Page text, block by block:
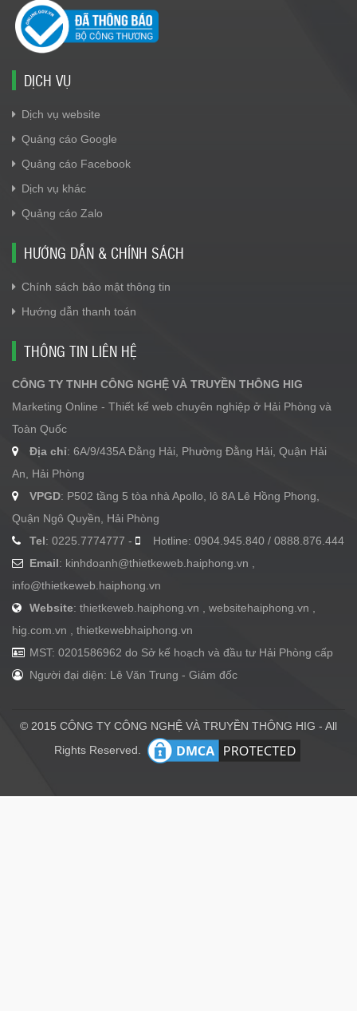
DỊCH VỤ
Dịch vụ website
Quảng cáo Google
Quảng cáo Facebook
Dịch vụ khác
Quảng cáo Zalo
HƯỚNG DẪN & CHÍNH SÁCH
Chính sách bảo mật thông tin
Hướng dẫn thanh toán
THÔNG TIN LIÊN HỆ
CÔNG TY TNHH CÔNG NGHỆ VÀ TRUYỀN THÔNG HIG
Marketing Online - Thiết kế web chuyên nghiệp ở Hải Phòng và
Toàn Quốc
Địa chỉ: 6A/9/435A Đằng Hải, Phường Đằng Hải, Quận Hải
An, Hải Phòng
VPGD: P502 tầng 5 tòa nhà Apollo, lô 8A Lê Hồng Phong,
Quận Ngô Quyền, Hải Phòng
Tel: 0225.7774777 -
Hotline: 0904.945.840 / 0888.876.444
Email: kinhdoanh@thietkeweb.haiphong.vn
info@thietkeweb.haiphong.vn
Website: thietkeweb.haiphong.vn , websitehaiphong.vn ,
hig.com.vn , thietkewebhaiphong.vn
MST: 0201586962 do Sở kế hoạch và đầu tư Hải Phòng cấp
Người đại diện: Lê Văn Trung - Giám đốc
© 2015 CÔNG TY CÔNG NGHỆ VÀ TRUYỀN THÔNG HIG - All
Rights Reserved.